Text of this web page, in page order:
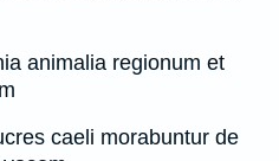
animalia regionum et
caeli morabuntur de